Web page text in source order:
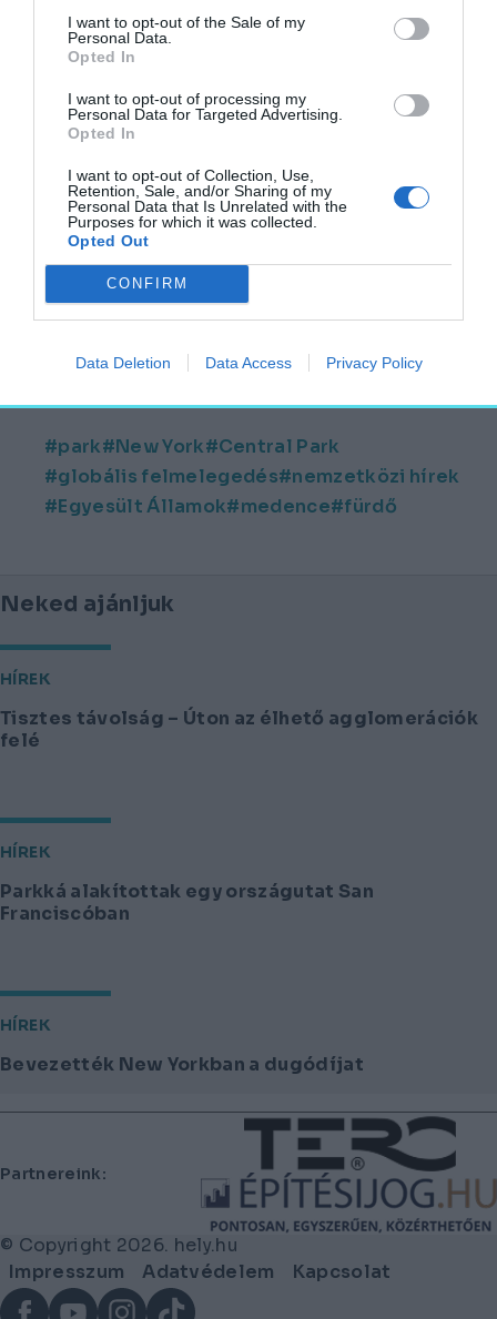
I want to opt-out of the Sale of my
Personal Data.
Opted In
I want to opt-out of processing my
Personal Data for Targeted Advertising.
Opted In
I want to opt-out of Collection, Use,
Retention, Sale, and/or Sharing of my
Personal Data that Is Unrelated with the
Purposes for which it was collected.
Opted Out
CONFIRM
Data Deletion Data Access Privacy Policy
szabad élelmiszert és okoseszközöket vinni,
illetve csak tiszta fehér pólót szabad viselni.
A BELÉPÉS INGYENES ÉS MÉG CSAK
SZEMÉLYIGAZOLVÁNY BEMUTATÁSÁHOZ
A Davis Centerben ezen kívül
csomagmegőrzők, piknikterek és iskolások
számára ingyenes étkeztetés biztosító
helyiségek is megtalálhatók.
park New York
Central Park
globális felmelegedés
nemzetközi hírek
Egyesült Államok
medence fürdő
Neked ajánljuk
HÍREK
Tisztes távolság – Úton az élhető agglomerációk
felé
HÍREK
Parkká alakítottak egy országutat San
Franciscóban
HÍREK
Bevezették New Yorkban a dugódíjat
Lábléc
Partnereink:
© Copyright 2026. hely.hu
Lábléc
menü
Impresszum Adatvédelem
Kapcsolat
FacebookYouTubeInstagram